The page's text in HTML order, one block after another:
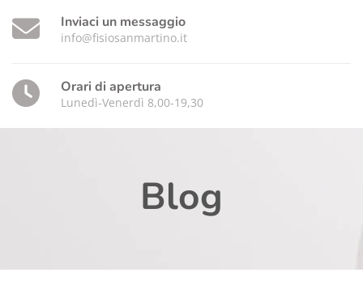
Inviaci un messaggio
info@fisiosanmartino.it
Orari di apertura
Lunedì-Venerdì 8,00-19,30
Blog